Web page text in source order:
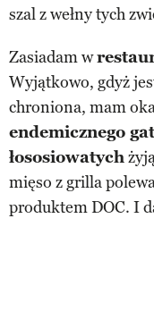
szal z wełny tych
Zasiadam w
Wyjątkowo, gdyż
chroniona, mam
endemicznego
łososiowatych
mięso z grilla
produktem DOC. I